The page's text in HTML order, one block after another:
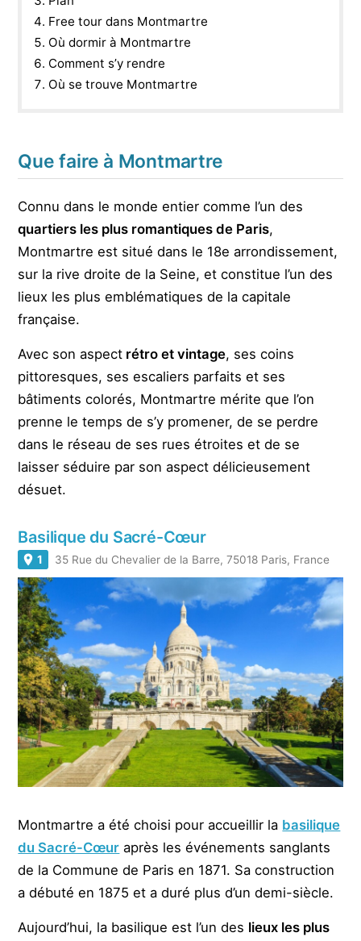
Free tour dans Montmartre
Où dormir à Montmartre
Comment s’y rendre
Où se trouve Montmartre
Que faire à Montmartre
Connu dans le monde entier comme l’un des
quartiers les plus romantiques de Paris,
Montmartre est situé dans le 18e arrondissement,
sur la rive droite de la Seine, et constitue l’un des
lieux les plus emblématiques de la capitale
française.
Avec son aspect rétro et vintage, ses coins
pittoresques, ses escaliers parfaits et ses
bâtiments colorés, Montmartre mérite que l’on
prenne le temps de s’y promener, de se perdre
dans le réseau de ses rues étroites et de se
laisser séduire par son aspect délicieusement
désuet.
Basilique du Sacré-Cœur
1 35 Rue du Chevalier de la Barre, 75018 Paris, France
Montmartre a été choisi pour accueillir la basilique
du Sacré-Cœur après les événements sanglants
de la Commune de Paris en 1871. Sa construction
a débuté en 1875 et a duré plus d’un demi-siècle.
Aujourd’hui, la basilique est l’un des lieux les plus